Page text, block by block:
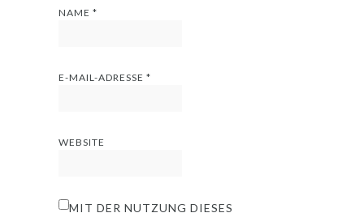
NAME*
E-MAIL-ADRESSE*
WEBSITE
MIT DER NUTZUNG DIESES